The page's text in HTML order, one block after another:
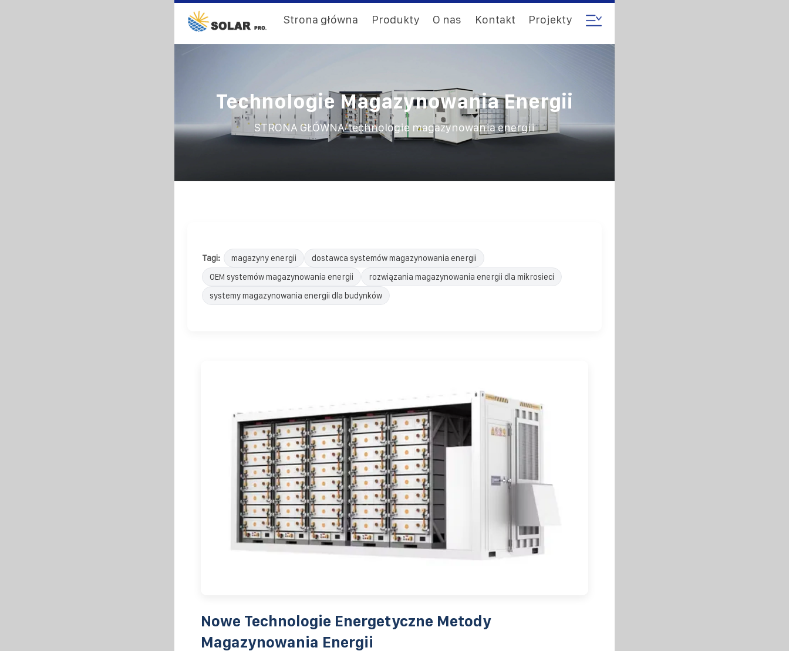
Strona główna Produkty O nas Kontakt Projekty
Technologie Magazynowania Energii
STRONA GŁÓWNA/technologie magazynowania energii
Tagi: magazyny energii
dostawca systemów magazynowania energii
OEM systemów magazynowania energii
rozwiązania magazynowania energii dla mikrosieci
systemy magazynowania energii dla budynków
Nowe Technologie Energetyczne Metody
Magazynowania Energii